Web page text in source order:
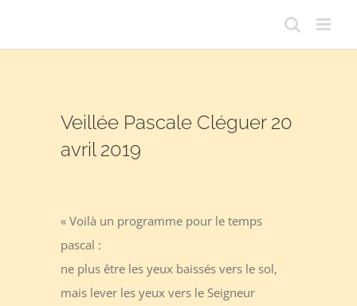
Veillée Pascale Cléguer 20
avril 2019
« Voilà un programme pour le temps
pascal :
ne plus être les yeux baissés vers le sol,
mais lever les yeux vers le Seigneur